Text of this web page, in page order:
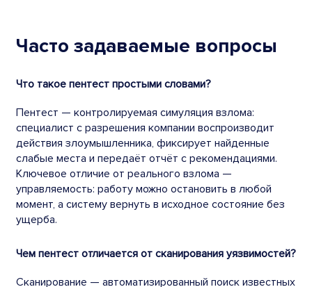
Часто задаваемые вопросы
Что такое пентест простыми словами?
Пентест — контролируемая симуляция взлома:
специалист с разрешения компании воспроизводит
действия злоумышленника, фиксирует найденные
слабые места и передаёт отчёт с рекомендациями.
Ключевое отличие от реального взлома —
управляемость: работу можно остановить в любой
момент, а систему вернуть в исходное состояние без
ущерба.
Чем пентест отличается от сканирования уязвимостей?
Сканирование — автоматизированный поиск известных